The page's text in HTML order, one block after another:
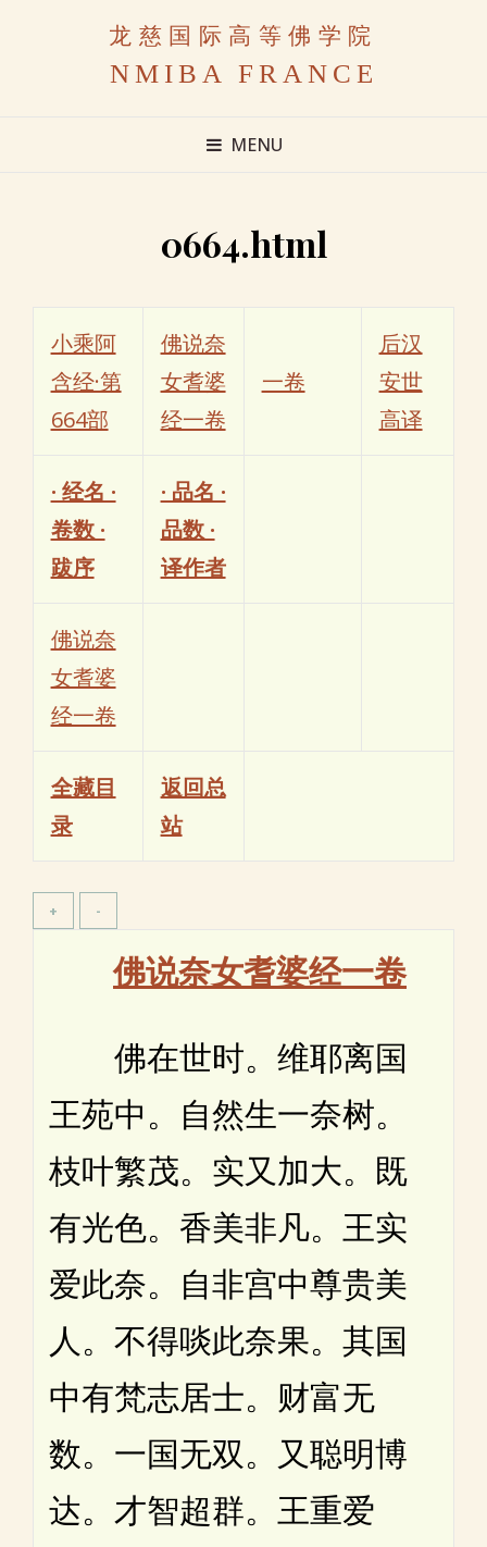
龙慈国际高等佛学院
NMIBA FRANCE
MENU
0664.html
小乘阿
含经·第
664部
佛说奈
女耆婆
经一卷
一卷
后汉
安世
高译
· 经名 ·
卷数 ·
跋序
· 品名 ·
品数 ·
译作者
佛说奈
女耆婆
经一卷
全藏目
录
返回总
站
佛说奈女耆婆经一卷
佛在世时。维耶离国
王苑中。自然生一奈树。
枝叶繁茂。实又加大。既
有光色。香美非凡。王实
爱此奈。自非宫中尊贵美
人。不得啖此奈果。其国
中有梵志居士。财富无
数。一国无双。又聪明博
达。才智超群。王重爱